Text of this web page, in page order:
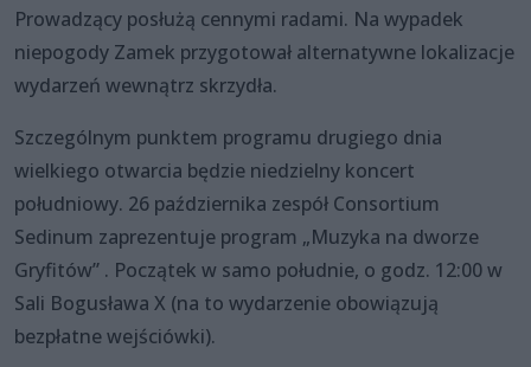
Prowadzący posłużą cennymi radami. Na wypadek
niepogody Zamek przygotował alternatywne lokalizacje
wydarzeń wewnątrz skrzydła.
Szczególnym punktem programu drugiego dnia
wielkiego otwarcia będzie niedzielny koncert
południowy. 26 października zespół Consortium
Sedinum zaprezentuje program „Muzyka na dworze
Gryfitów” . Początek w samo południe, o godz. 12:00 w
Sali Bogusława X (na to wydarzenie obowiązują
bezpłatne wejściówki).